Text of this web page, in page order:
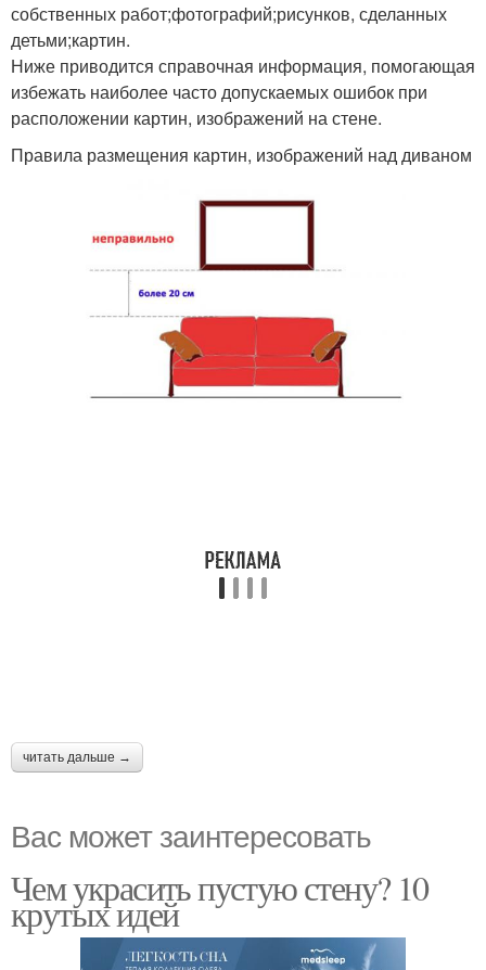
собственных работ;фотографий;рисунков, сделанных
детьми;картин.
Ниже приводится справочная информация, помогающая
избежать наиболее часто допускаемых ошибок при
расположении картин, изображений на стене.
Правила размещения картин, изображений над диваном
читать дальше →
Вас может заинтересовать
Чем украсить пустую стену? 10
крутых идей